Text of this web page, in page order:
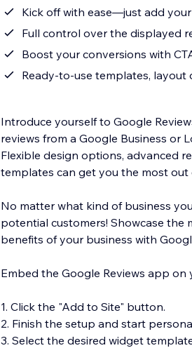
Kick off with ease—just add
Full control over the displayed
Boost your conversions with
Ready-to-use templates,
Introduce yourself to Google
reviews from a Google Business or Location on your
Flexible design options, advanced
templates can get you the most out
No matter what kind of business
potential customers! Showcase
benefits of your business with
Embed the Google Reviews app on
1. Click the "Add to Site" button.
2. Finish the setup and start
3. Select the desired widget